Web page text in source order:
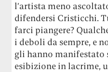
l’artista meno
difendersi Cristicchi.
farci piangere?
i deboli da sempre, e
gli hanno manifestato
esibizione in lacrime,